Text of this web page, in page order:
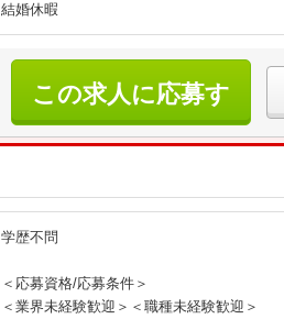
結婚休暇
この求人に応募す
る
学歴不問
＜応募資格/応募条件＞
＜業界未経験歓迎＞＜職種未経験歓迎＞